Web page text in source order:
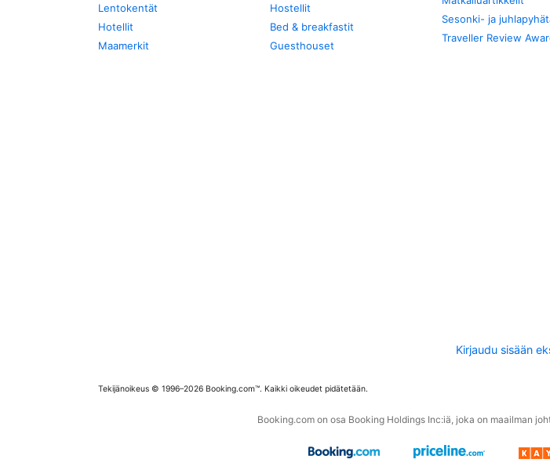
Lentokentät
Hotellit
Maamerkit
Hostellit
Bed & breakfastit
Guesthouset
Sesonki- ja
Traveller Review
Kirjaudu sisään
Tekijänoikeus © 1996–2026 Booking.com™. Kaikki oikeudet pidätetään.
Booking.com on osa Booking Holdings Inc:iä, joka on maailman